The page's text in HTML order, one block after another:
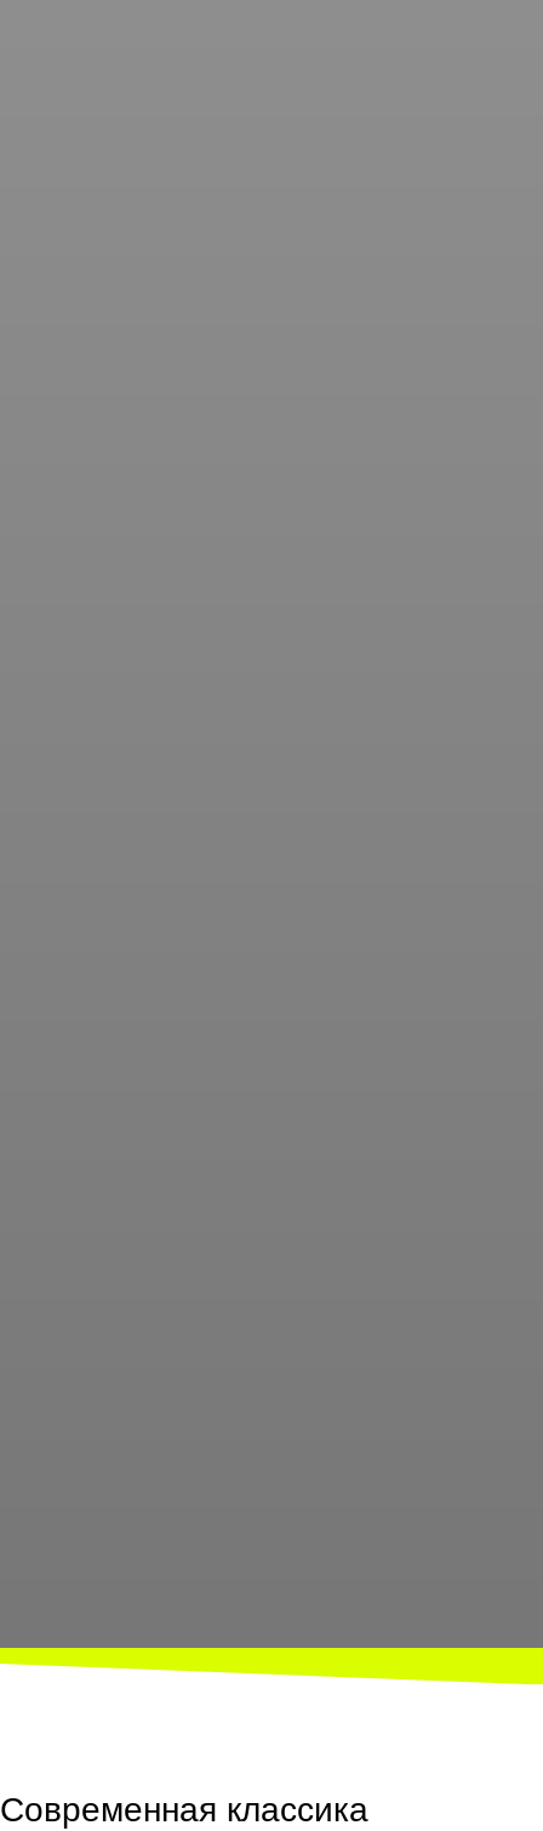
Современная классика